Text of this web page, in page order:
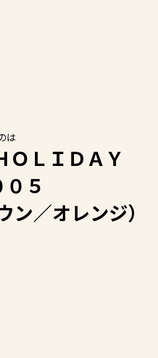
は
ＯＬＩＤＡＹ
５
ン／オレンジ）